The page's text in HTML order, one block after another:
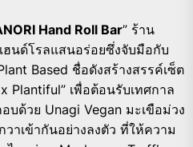
Hand Roll Bar” ร้าน
นด์โรลแสนอร่อยซึ่งจับมือกับ
Based ชื่อดังสร้างสรรค์เซ็ต
Plantiful” เพื่อต้อนรับเทศกาล
อบด้วย Unagi Vegan มะเขือม่วง
วาเข้ากันอย่างลงตัว ที่ให้ความ